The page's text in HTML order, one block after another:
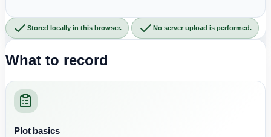
Stored locally in this browser. No server upload is performed.
What to record
Plot basics